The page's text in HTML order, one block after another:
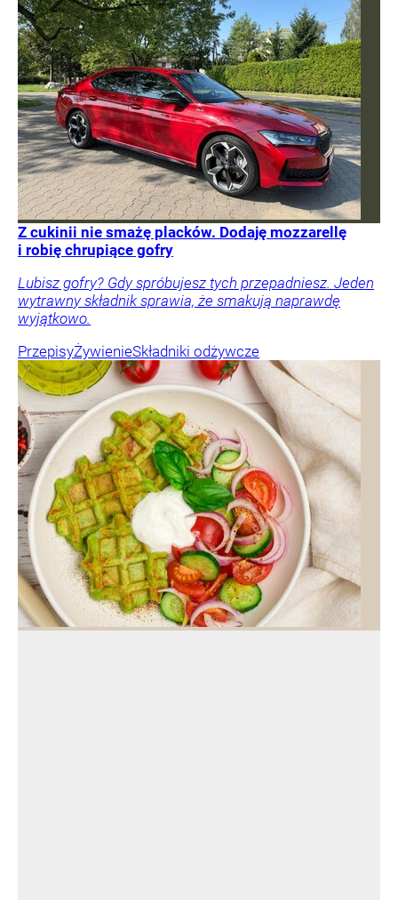
Z cukinii nie smażę placków. Dodaję mozzarellę
i robię chrupiące gofry
Lubisz gofry? Gdy spróbujesz tych przepadniesz. Jeden
wytrawny składnik sprawia, że smakują naprawdę
wyjątkowo.
PrzepisyŻywienieSkładniki odżywcze